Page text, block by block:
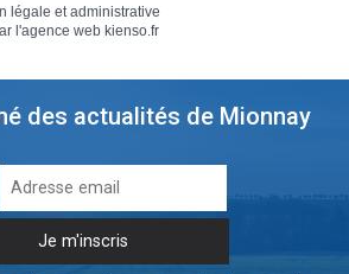
légale et administrative
l'agence web kienso.fr
des actualités de Mionnay